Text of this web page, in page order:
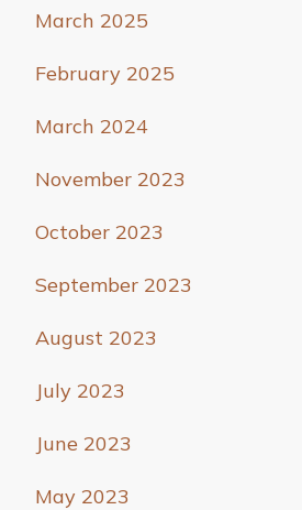
March 2025
February 2025
March 2024
November 2023
October 2023
September 2023
August 2023
July 2023
June 2023
May 2023